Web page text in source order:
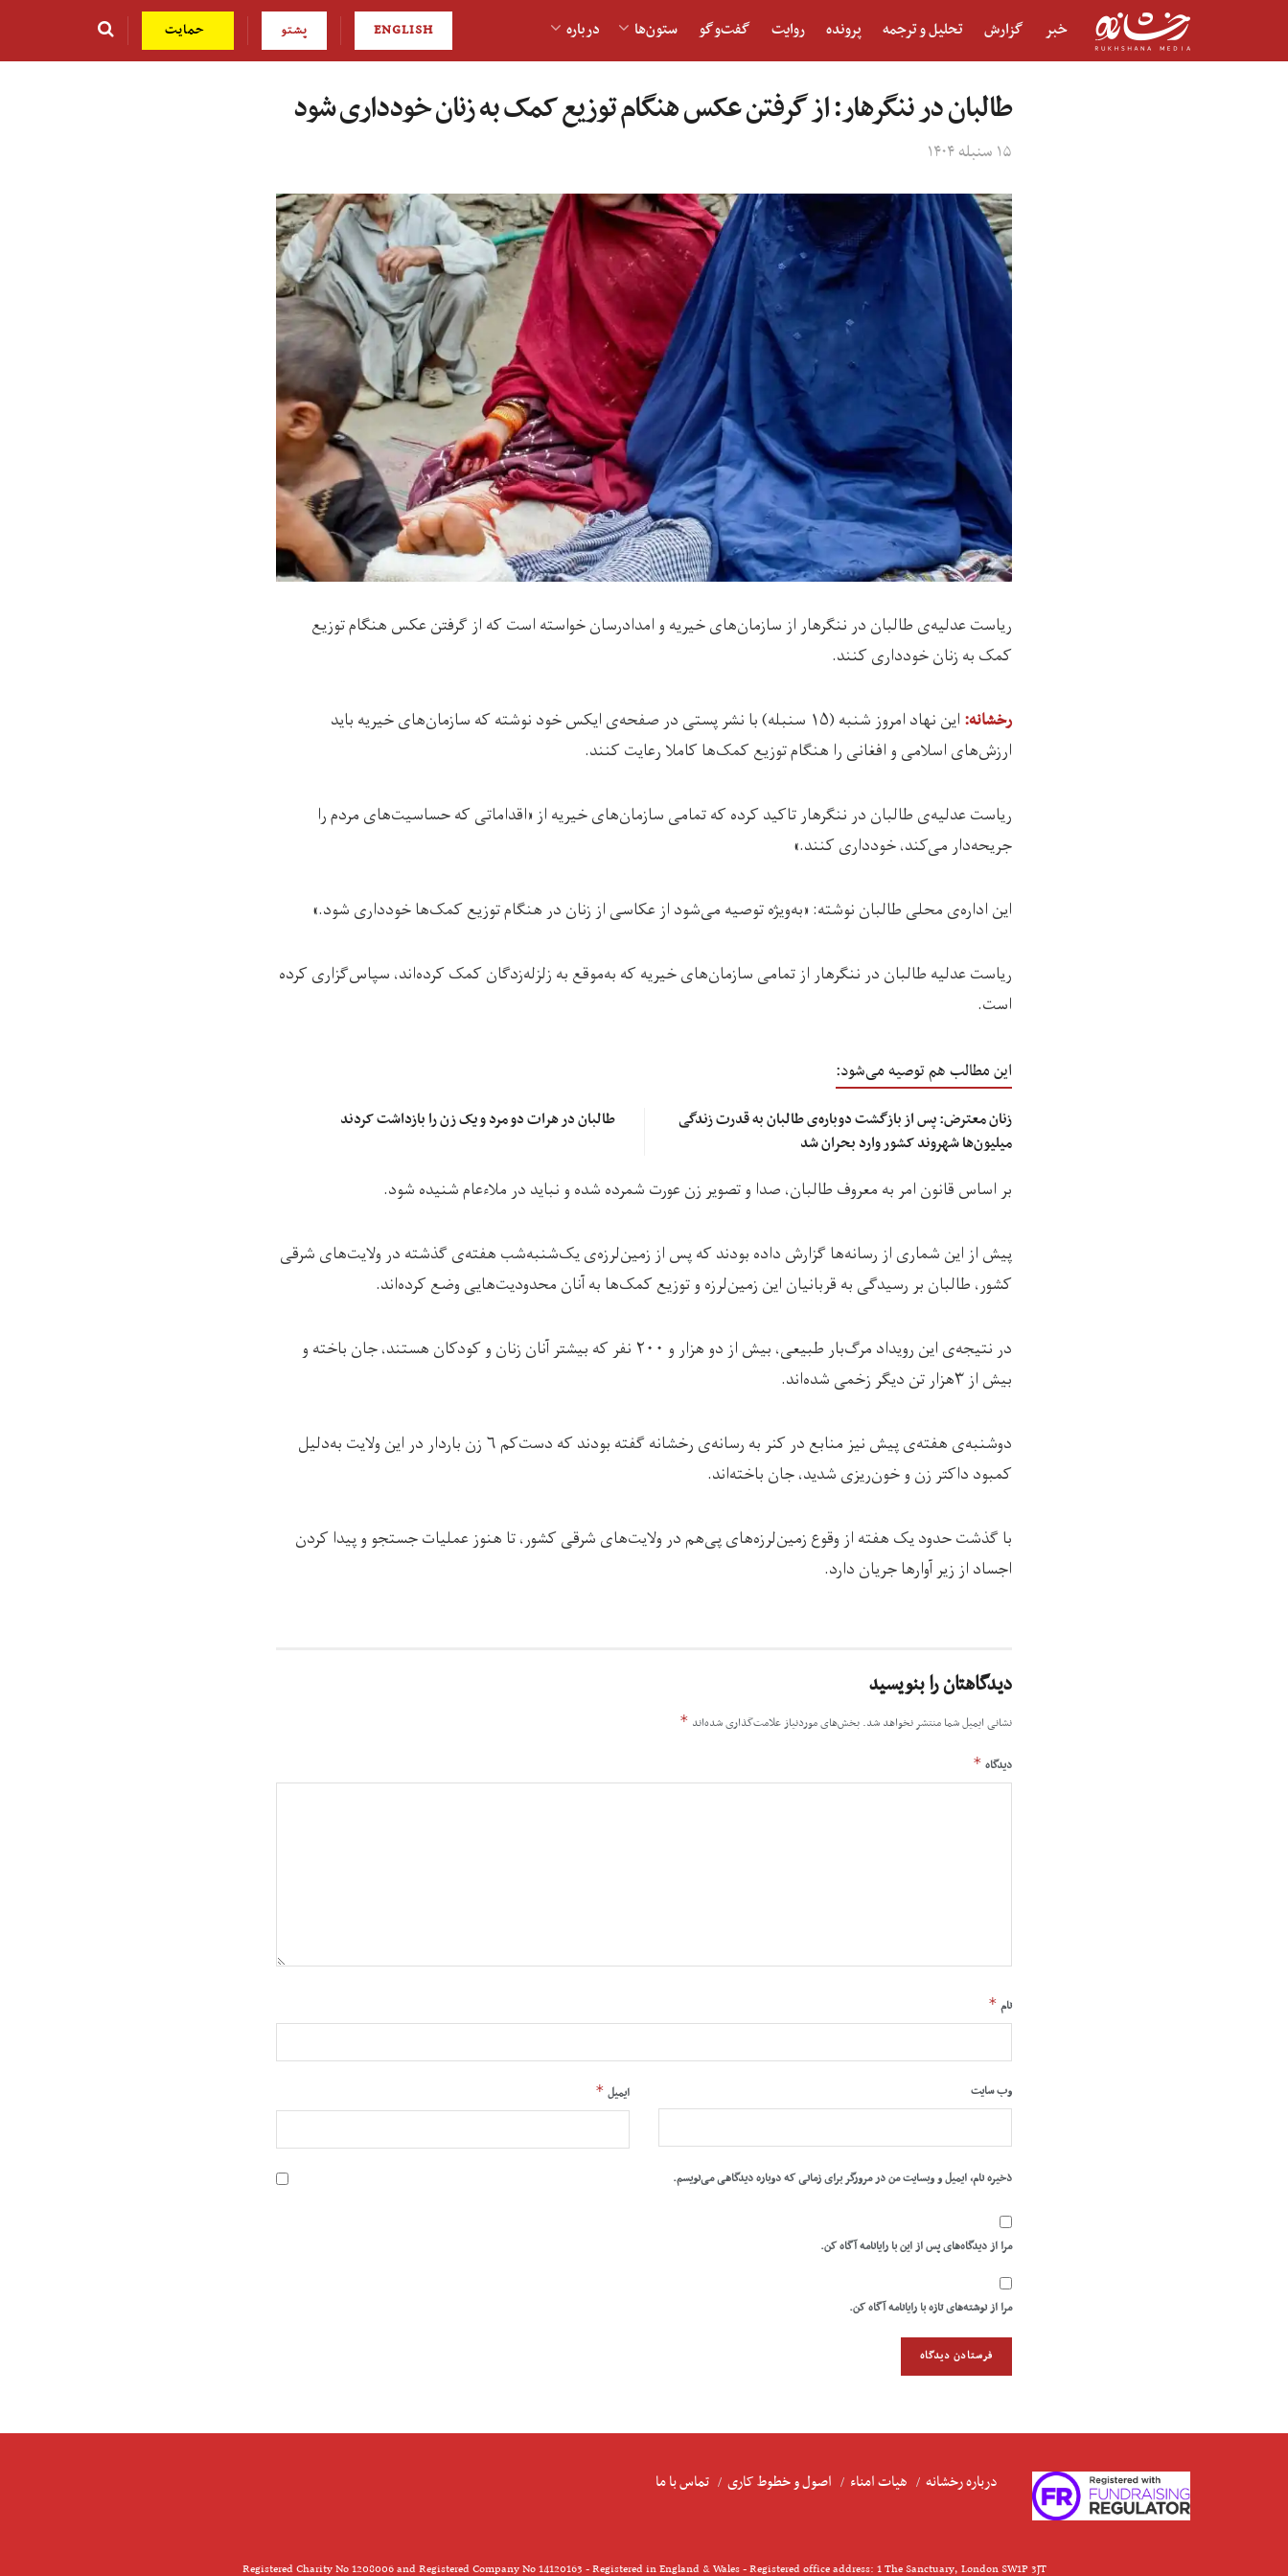
خبر گزارش تحلیل و ترجمه پرونده روایت گفت‌و‎گو ستون‌ها درباره ENGLISH پشتو حمایت
طالبان در ننگرهار: از گرفتن عکس هنگام توزیع کمک به زنان خودداری شود
۱۵ سنبله ۱۴۰۴
ریاست عدلیه‌ی طالبان در ننگرهار از سازمان‌های خیریه و امدادرسان خواسته است که از گرفتن عکس هنگام توزیع
کمک به زنان خودداری کنند.
رخشانه:
اين نهاد امروز شنبه (۱۵ سنبله) با نشر پستی در صفحه‌ی ایکس خود نوشته که سازمان‌های خیریه باید
ارزش‌های اسلامی و افغانی را هنگام توزیع کمک‌ها کاملا رعایت کنند.
ریاست عدلیه‌ی طالبان در ننگرهار تاکید کرده که تمامی سازمان‌های خیریه از «اقداماتی که حساسیت‌های مردم را
جریحه‌دار می‌کند، خودداری کنند.»
این اداره‌ی محلی طالبان نوشته: «به‌ویژه توصیه می‌شود از عکاسی از زنان در هنگام توزیع کمک‌ها خودداری شود.»
ریاست عدلیه طالبان در ننگرهار از تمامی سازمان‌های خیریه که به‌موقع به زلزله‌زدگان کمک کرده‌اند، سپاس‌گزاری کرده
است.
این مطالب هم توصیه می‌شود:
زنان معترض: پس از بازگشت دوباره‌ی طالبان به قدرت زندگی
میلیون‌ها شهروند کشور وارد بحران شد
طالبان در هرات دو مرد و یک زن را بازداشت کردند
بر اساس قانون امر به معروف طالبان، صدا و تصویر زن عورت شمرده شده و نباید در ملاءعام شنیده شود.
پیش از این شماری از رسانه‌ها گزارش داده بودند که پس از زمین‌لرزه‌ی یک‌شنبه‌شب هفته‌ی گذشته در ولایت‌های شرقی
کشور، طالبان بر رسیدگی به قربانیان این زمین‌لرزه و توزیع کمک‌ها به آنان محدودیت‌هایی وضع کرده‌اند.
در نتیجه‌ی این رویداد مرگ‌بار طبیعی، بیش از دو هزار و ۲۰۰ نفر که بیشتر آنان زنان و کودکان هستند، جان باخته و
بیش از ۳هزار تن دیگر زخمی شده‌اند.
دوشنبه‌ی هفته‌ی پیش نیز منابع در کنر به رسانه‌ی رخشانه گفته بودند که دست‌کم ۶ زن باردار در این ولایت به‌دلیل
کمبود داکتر زن و خون‌ریزی شدید، جان باخته‌اند.
با گذشت حدود یک هفته از وقوع زمین‌لرزه‌های پی‌هم در ولایت‌های شرقی کشور، تا هنوز عملیات جستجو و پیدا کردن
اجساد از زیر آوارها جریان دارد.
دیدگاهتان را بنویسید
نشانی ایمیل شما منتشر نخواهد شد. بخش‌های موردنیاز علامت‌گذاری شده‌اند *
دیدگاه *
نام *
ایمیل * وب‌ سایت
ذخیره نام، ایمیل و وبسایت من در مرورگر برای زمانی که دوباره دیدگاهی می‌نویسم.
مرا از دیدگاه‌های پس از این با رایانامه آگاه کن.
مرا از نوشته‌های تازه با رایانامه آگاه کن.
درباره رخشانه هیات امناء اصول و خطوط کاری تماس با ما
Registered Charity No 1208006 and Registered Company No 14120163 - Registered in England & Wales - Registered office address: 1 The Sanctuary, London SW1P 3JT